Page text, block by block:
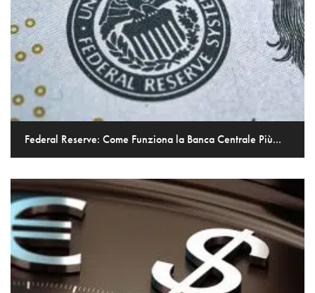
Federal Reserve: Come Funziona la Banca Centrale Più...